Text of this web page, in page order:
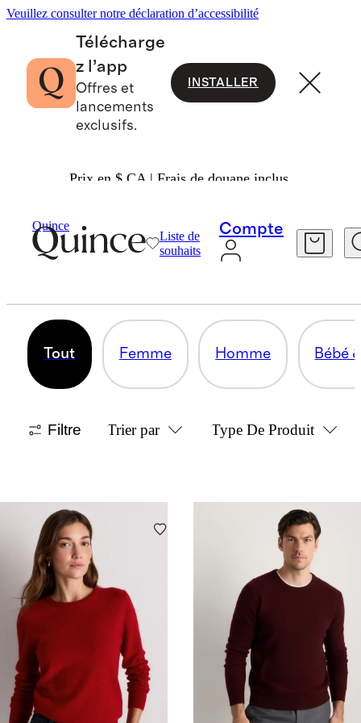
Veuillez consulter notre déclaration d’accessibilité
Télécharge
z l’app
Offres et
lancements
exclusifs.
INSTALLER
Prix en $ CA | Frais de douane inclus.
Quince
Liste de
souhaits
Compte
Under $75
GIFTS $75 & UNDER
Tout Femme Homme Bébé
Filtre Trier par Type De Produit